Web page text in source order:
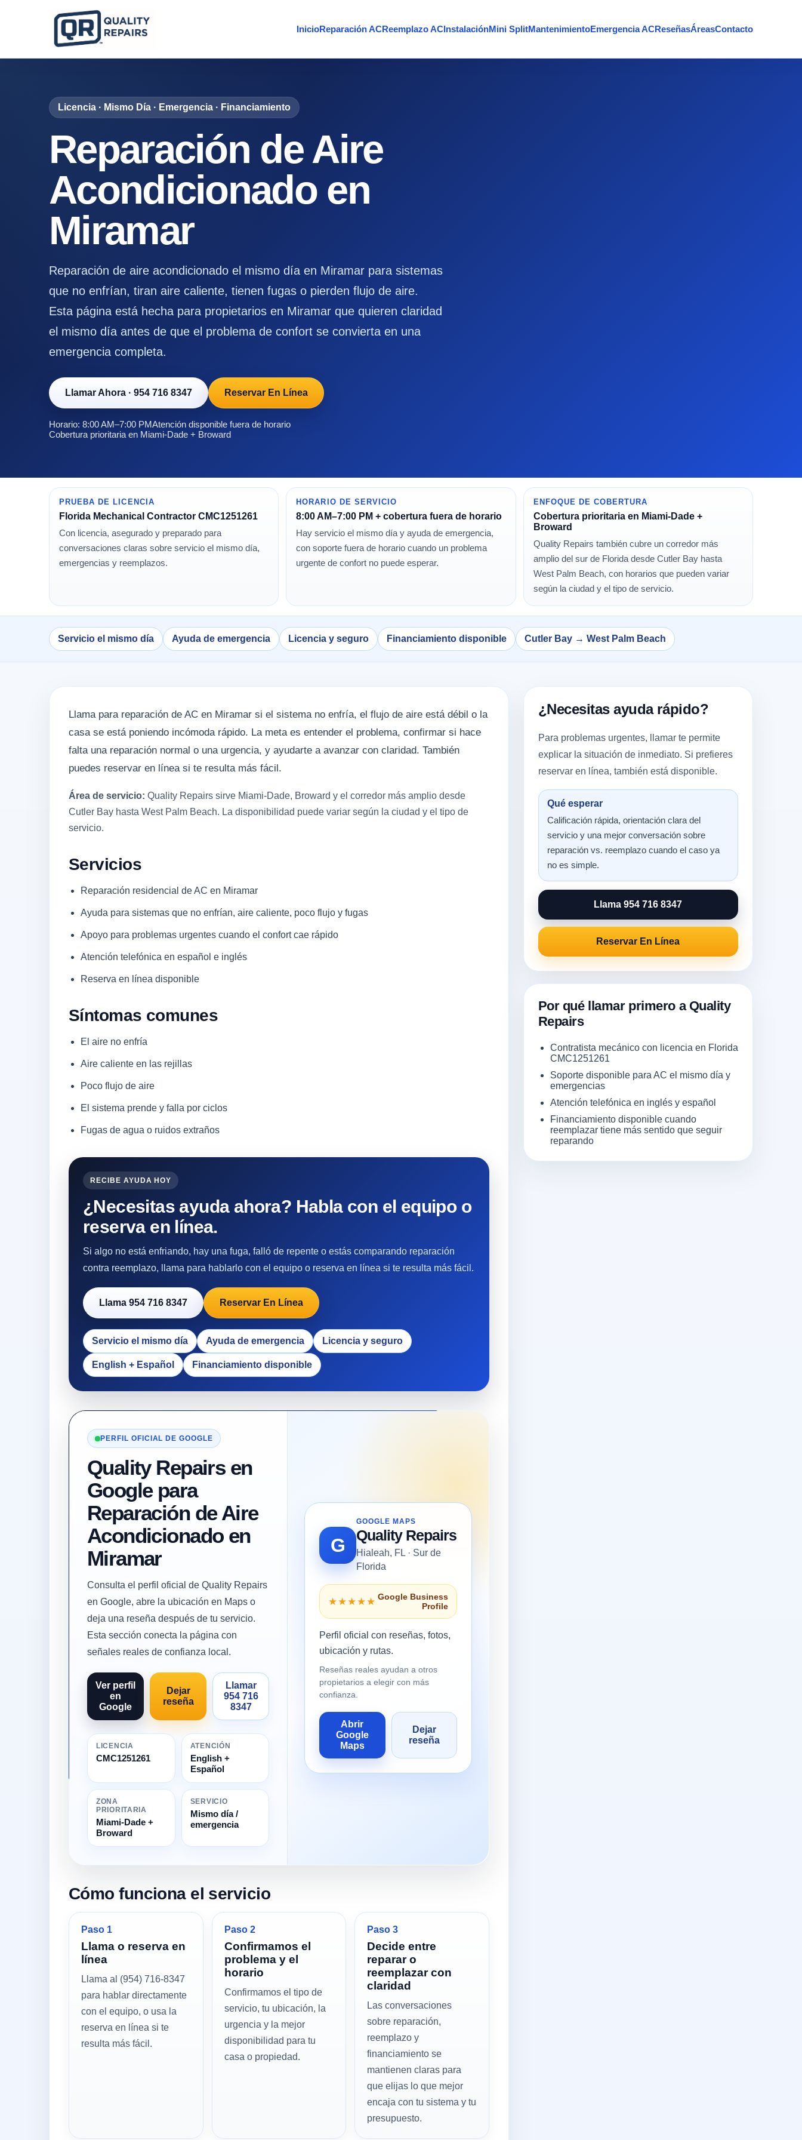
InicioReparación ACReemplazo ACInstalaciónMini SplitMantenimientoEmergencia ACReseñasÁreasContacto
Licencia · Mismo Día · Emergencia · Financiamiento
Reparación de Aire
Acondicionado en
Miramar
Reparación de aire acondicionado el mismo día en Miramar para sistemas
que no enfrían, tiran aire caliente, tienen fugas o pierden flujo de aire.
Esta página está hecha para propietarios en Miramar que quieren claridad
el mismo día antes de que el problema de confort se convierta en una
emergencia completa.
Llamar Ahora · 954 716 8347 Reservar En Línea
Horario: 8:00 AM–7:00 PMAtención disponible fuera de horario
Cobertura prioritaria en Miami-Dade + Broward
PRUEBA DE LICENCIA
Florida Mechanical Contractor CMC1251261
Con licencia, asegurado y preparado para
conversaciones claras sobre servicio el mismo día,
emergencias y reemplazos.
HORARIO DE SERVICIO
8:00 AM–7:00 PM + cobertura fuera de horario
Hay servicio el mismo día y ayuda de emergencia,
con soporte fuera de horario cuando un problema
urgente de confort no puede esperar.
ENFOQUE DE COBERTURA
Cobertura prioritaria en Miami-Dade +
Broward
Quality Repairs también cubre un corredor más
amplio del sur de Florida desde Cutler Bay hasta
West Palm Beach, con horarios que pueden variar
según la ciudad y el tipo de servicio.
Servicio el mismo día Ayuda de emergencia Licencia y seguro Financiamiento disponible Cutler Bay → West Palm Beach
Llama para reparación de AC en Miramar si el sistema no enfría, el flujo de aire está débil o la
casa se está poniendo incómoda rápido. La meta es entender el problema, confirmar si hace
falta una reparación normal o una urgencia, y ayudarte a avanzar con claridad. También
puedes reservar en línea si te resulta más fácil.
Área de servicio: Quality Repairs sirve Miami-Dade, Broward y el corredor más amplio desde
Cutler Bay hasta West Palm Beach. La disponibilidad puede variar según la ciudad y el tipo de
servicio.
Servicios
Reparación residencial de AC en Miramar
Ayuda para sistemas que no enfrían, aire caliente, poco flujo y fugas
Apoyo para problemas urgentes cuando el confort cae rápido
Atención telefónica en español e inglés
Reserva en línea disponible
Síntomas comunes
El aire no enfría
Aire caliente en las rejillas
Poco flujo de aire
El sistema prende y falla por ciclos
Fugas de agua o ruidos extraños
RECIBE AYUDA HOY
¿Necesitas ayuda ahora? Habla con el equipo o
reserva en línea.
Si algo no está enfriando, hay una fuga, falló de repente o estás comparando reparación
contra reemplazo, llama para hablarlo con el equipo o reserva en línea si te resulta más fácil.
Llama 954 716 8347 Reservar En Línea
Servicio el mismo día Ayuda de emergencia Licencia y seguro
English + Español Financiamiento disponible
PERFIL OFICIAL DE GOOGLE
Quality Repairs en
Google para
Reparación de Aire
Acondicionado en
Miramar
Consulta el perfil oficial de Quality Repairs
en Google, abre la ubicación en Maps o
deja una reseña después de tu servicio.
Esta sección conecta la página con
señales reales de confianza local.
Ver perfil
en
Google
Dejar
reseña
Llamar
954 716
8347
LICENCIA
CMC1251261
ATENCIÓN
English +
Español
ZONA
PRIORITARIA
Miami-Dade +
Broward
SERVICIO
Mismo día /
emergencia
G
GOOGLE MAPS
Quality Repairs
Hialeah, FL · Sur de
Florida
★★★★★ Google Business
Profile
Perfil oficial con reseñas, fotos,
ubicación y rutas.
Reseñas reales ayudan a otros
propietarios a elegir con más
confianza.
Abrir
Google
Maps
Dejar
reseña
Cómo funciona el servicio
Paso 1
Llama o reserva en
línea
Llama al (954) 716-8347
para hablar directamente
con el equipo, o usa la
reserva en línea si te
resulta más fácil.
Paso 2
Confirmamos el
problema y el
horario
Confirmamos el tipo de
servicio, tu ubicación, la
urgencia y la mejor
disponibilidad para tu
casa o propiedad.
Paso 3
Decide entre
reparar o
reemplazar con
claridad
Las conversaciones
sobre reparación,
reemplazo y
financiamiento se
mantienen claras para
que elijas lo que mejor
encaja con tu sistema y tu
presupuesto.
¿Necesitas ayuda rápido?
Para problemas urgentes, llamar te permite
explicar la situación de inmediato. Si prefieres
reservar en línea, también está disponible.
Qué esperar
Calificación rápida, orientación clara del
servicio y una mejor conversación sobre
reparación vs. reemplazo cuando el caso ya
no es simple.
Llama 954 716 8347
Reservar En Línea
Por qué llamar primero a Quality
Repairs
Contratista mecánico con licencia en Florida
CMC1251261
Soporte disponible para AC el mismo día y
emergencias
Atención telefónica en inglés y español
Financiamiento disponible cuando
reemplazar tiene más sentido que seguir
reparando